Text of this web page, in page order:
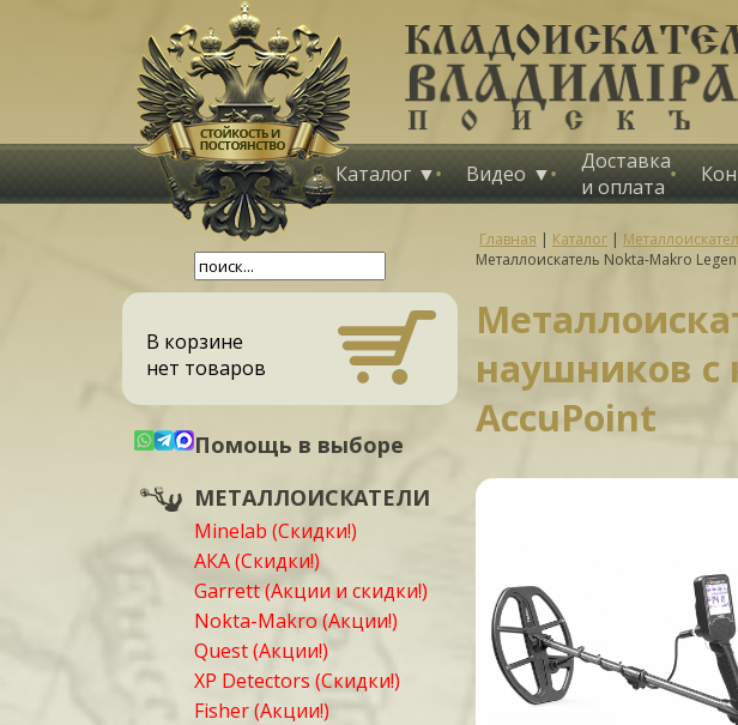
Каталог Видео
Доставка
и оплата
В корзине
нет товаров
Помощь в выборе
МЕТАЛЛОИСКАТЕЛИ
Minelab (Скидки!)
АКА (Скидки!)
Garrett (Акции и скидки!)
Nokta-Makro (Акции!)
Quest (Акции!)
XP Detectors (Скидки!)
Fisher (Акции!)
Главная | Каталог |
Металлоискатель Nokta-Makro
наушников с
AccuPoint